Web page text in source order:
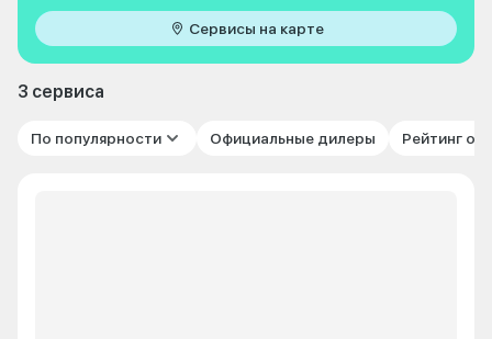
Сервисы на карте
3 сервиса
По популярности Официальные дилеры Рейтинг